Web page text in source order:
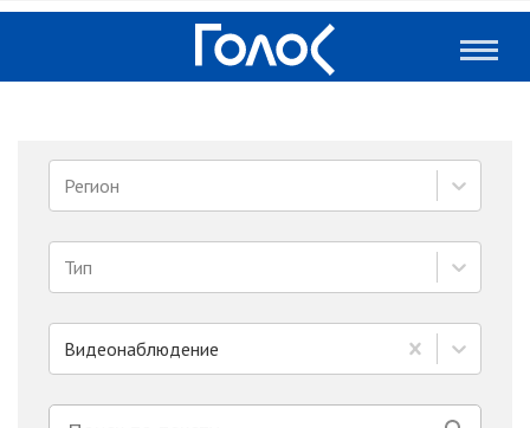
Регион
Тип
Видеонаблюдение